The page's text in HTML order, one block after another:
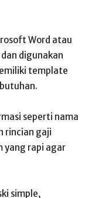
Word atau
digunakan
template
seperti nama
rincian gaji
yang rapi agar
simple,